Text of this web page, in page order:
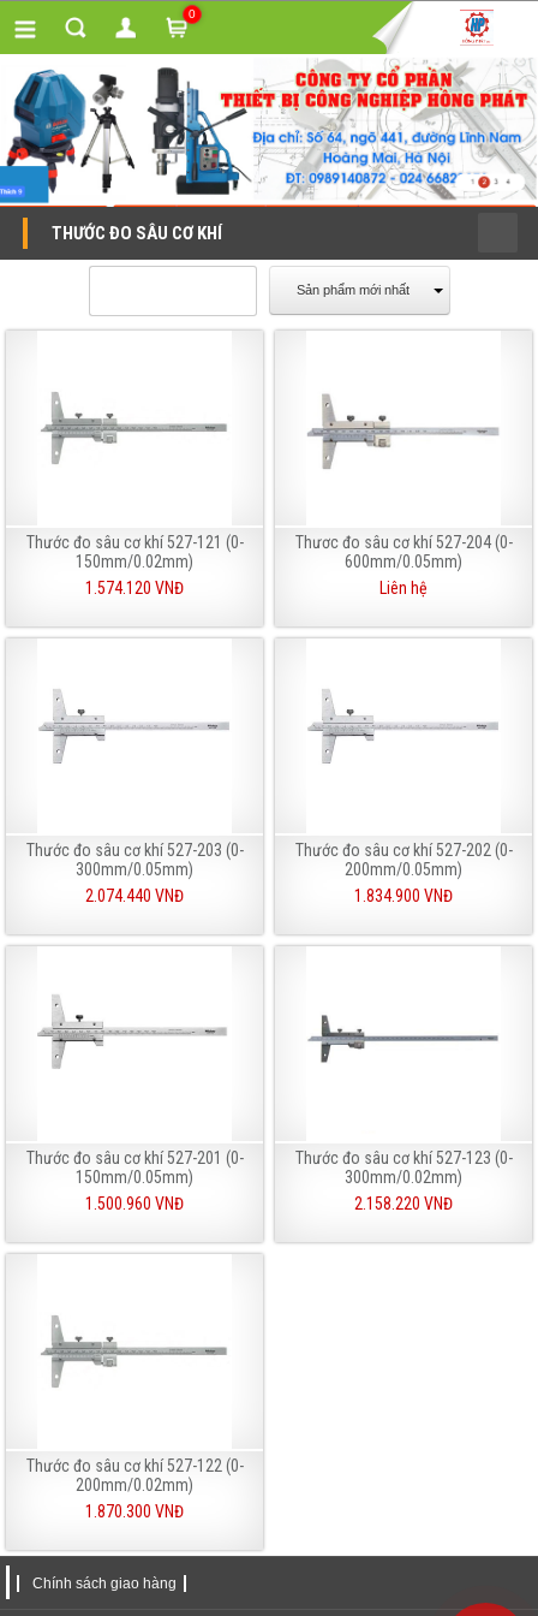
0
THƯỚC ĐO SÂU CƠ KHÍ
Sản phẩm mới nhất
Thước đo sâu cơ khí 527-121 (0-
150mm/0.02mm)
1.574.120 VNĐ
Thươc đo sâu cơ khí 527-204 (0-
600mm/0.05mm)
Liên hệ
Thước đo sâu cơ khí 527-203 (0-
300mm/0.05mm)
2.074.440 VNĐ
Thước đo sâu cơ khí 527-202 (0-
200mm/0.05mm)
1.834.900 VNĐ
Thước đo sâu cơ khí 527-201 (0-
150mm/0.05mm)
1.500.960 VNĐ
Thước đo sâu cơ khí 527-123 (0-
300mm/0.02mm)
2.158.220 VNĐ
Thước đo sâu cơ khí 527-122 (0-
200mm/0.02mm)
1.870.300 VNĐ
Chính sách giao hàng